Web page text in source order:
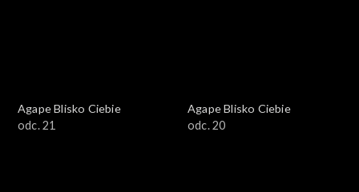
Agape Blisko Ciebie
odc. 21
Agape Blisko Ciebie
odc. 20